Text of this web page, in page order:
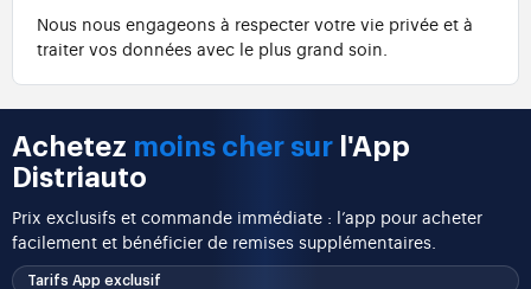
Nous nous engageons à respecter votre vie privée et à
traiter vos données avec le plus grand soin.
Achetez moins cher sur l'App
Distriauto
Prix exclusifs et commande immédiate : l’app pour acheter
facilement et bénéficier de remises supplémentaires.
Tarifs App exclusif